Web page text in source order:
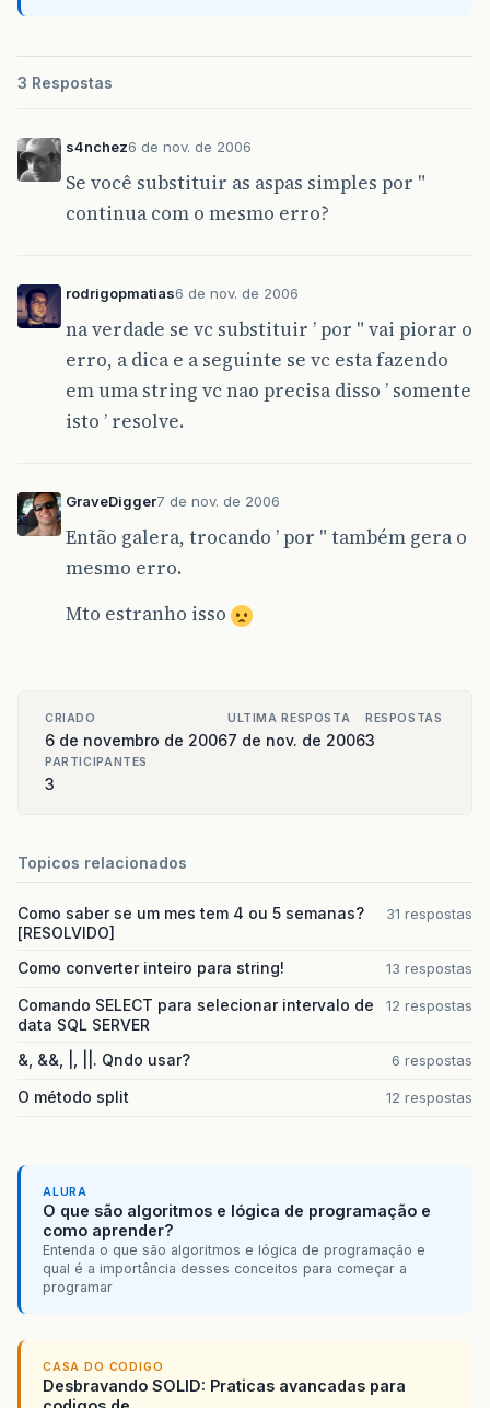
3 Respostas
s4nchez6 de nov. de 2006
Se você substituir as aspas simples por "
continua com o mesmo erro?
rodrigopmatias6 de nov. de 2006
na verdade se vc substituir ’ por " vai piorar o
erro, a dica e a seguinte se vc esta fazendo
em uma string vc nao precisa disso ’ somente
isto ’ resolve.
GraveDigger7 de nov. de 2006
Então galera, trocando ’ por " também gera o
mesmo erro.
Mto estranho isso
CRIADO
6 de novembro de 2006
ULTIMA RESPOSTA
7 de nov. de 2006
RESPOSTAS
3
PARTICIPANTES
3
Topicos relacionados
Como saber se um mes tem 4 ou 5 semanas?
[RESOLVIDO]
31 respostas
Como converter inteiro para string! 13 respostas
Comando SELECT para selecionar intervalo de
data SQL SERVER
12 respostas
&, &&, |, ||. Qndo usar? 6 respostas
O método split 12 respostas
ALURA
O que são algoritmos e lógica de programação e
como aprender?
Entenda o que são algoritmos e lógica de programação e
qual é a importância desses conceitos para começar a
programar
CASA DO CODIGO
Desbravando SOLID: Praticas avancadas para